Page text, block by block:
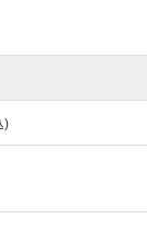
改定後】
として、穂高
)